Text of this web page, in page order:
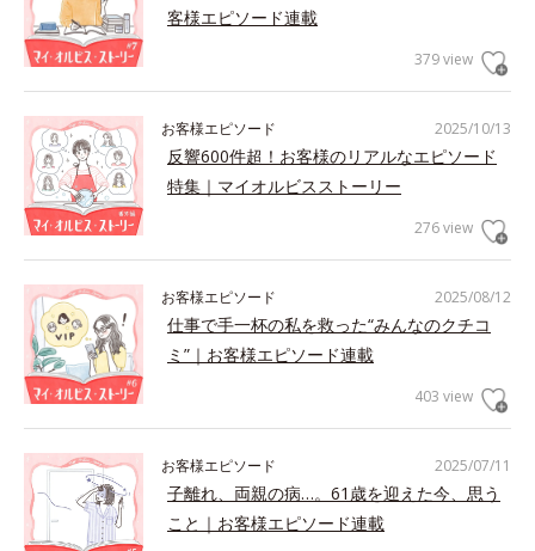
客様エピソード連載
379 view
2025/10/13
お客様エピソード
反響600件超！お客様のリアルなエピソード
特集｜マイオルビスストーリー
276 view
2025/08/12
お客様エピソード
仕事で手一杯の私を救った“みんなのクチコ
ミ”｜お客様エピソード連載
403 view
2025/07/11
お客様エピソード
子離れ、両親の病…。61歳を迎えた今、思う
こと｜お客様エピソード連載